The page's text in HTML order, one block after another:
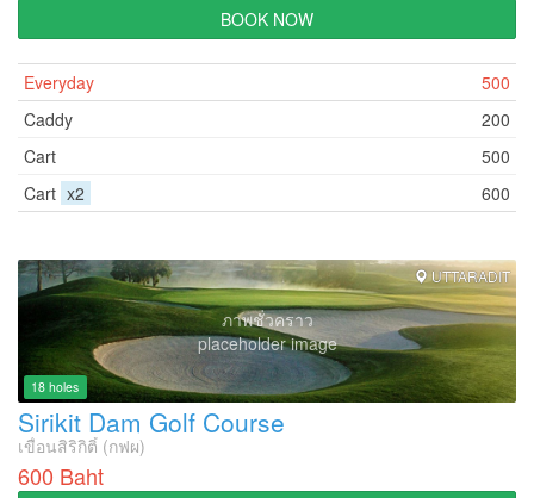
BOOK NOW
Everyday
500
Caddy
200
Cart
500
Cart x2 600
ภาพชั่วคราว
placeholder image
UTTARADIT
18 holes
Sirikit Dam Golf Course
เขื่อนสิริกิติ์ (กฟผ)
600 Baht